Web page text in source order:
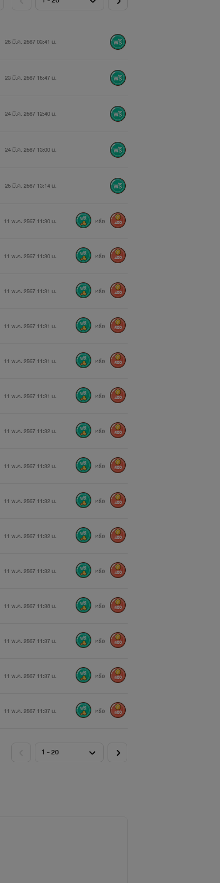
25 มี.ค. 2567 03:41 น.
23 มี.ค. 2567 15:47 น.
24 มี.ค. 2567 12:40 น.
24 มี.ค. 2567 13:00 น.
25 มี.ค. 2567 13:14 น.
11 พ.ค. 2567 11:30 น. หรือ 400
11 พ.ค. 2567 11:30 น. หรือ 400
11 พ.ค. 2567 11:31 น. หรือ 400
11 พ.ค. 2567 11:31 น. หรือ 500
11 พ.ค. 2567 11:31 น. หรือ 500
11 พ.ค. 2567 11:31 น. หรือ 400
11 พ.ค. 2567 11:32 น. หรือ 500
11 พ.ค. 2567 11:32 น. หรือ 500
11 พ.ค. 2567 11:32 น. หรือ 400
11 พ.ค. 2567 11:32 น. หรือ 400
11 พ.ค. 2567 11:32 น. หรือ 400
11 พ.ค. 2567 11:38 น. หรือ 500
11 พ.ค. 2567 11:37 น. หรือ 500
11 พ.ค. 2567 11:37 น. หรือ 500
11 พ.ค. 2567 11:37 น. หรือ 500